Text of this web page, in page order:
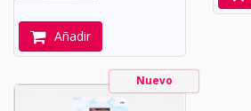
Añadir
Nuevo